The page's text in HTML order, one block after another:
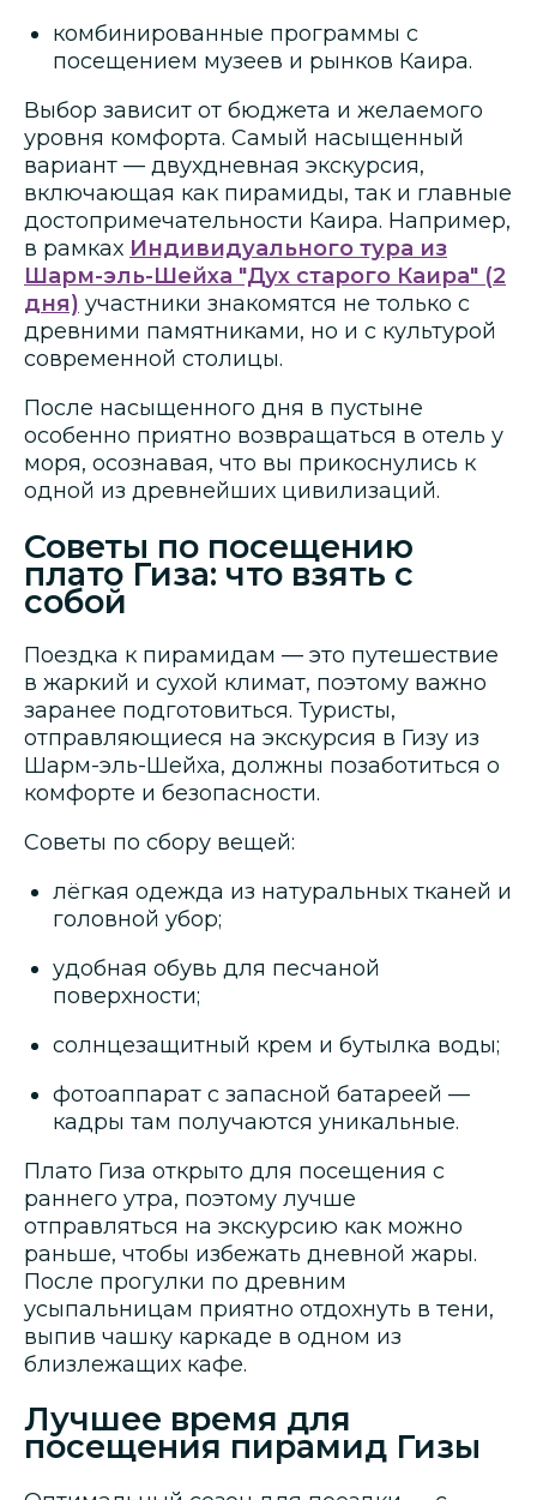
комбинированные программы с
посещением музеев и рынков Каира.
Выбор зависит от бюджета и желаемого
уровня комфорта. Самый насыщенный
вариант — двухдневная экскурсия,
включающая как пирамиды, так и главные
достопримечательности Каира. Например,
в рамках Индивидуального тура из
Шарм-эль-Шейха "Дух старого Каира" (2
дня) участники знакомятся не только с
древними памятниками, но и с культурой
современной столицы.
После насыщенного дня в пустыне
особенно приятно возвращаться в отель у
моря, осознавая, что вы прикоснулись к
одной из древнейших цивилизаций.
Советы по посещению
плато Гиза: что взять с
собой
Поездка к пирамидам — это путешествие
в жаркий и сухой климат, поэтому важно
заранее подготовиться. Туристы,
отправляющиеся на экскурсия в Гизу из
Шарм-эль-Шейха, должны позаботиться о
комфорте и безопасности.
Советы по сбору вещей:
лёгкая одежда из натуральных тканей и
головной убор;
удобная обувь для песчаной
поверхности;
солнцезащитный крем и бутылка воды;
фотоаппарат с запасной батареей —
кадры там получаются уникальные.
Плато Гиза открыто для посещения с
раннего утра, поэтому лучше
отправляться на экскурсию как можно
раньше, чтобы избежать дневной жары.
После прогулки по древним
усыпальницам приятно отдохнуть в тени,
выпив чашку каркаде в одном из
близлежащих кафе.
Лучшее время для
посещения пирамид Гизы